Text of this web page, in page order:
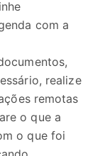
com a
realize
remotas
o que a
o que foi